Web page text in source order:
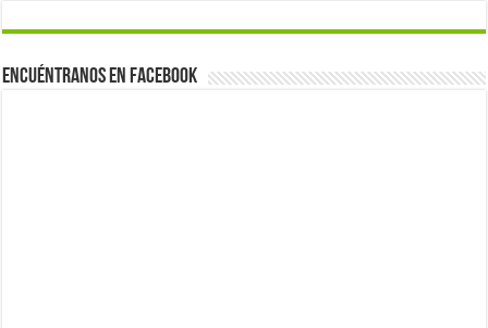
Encuéntranos en Facebook